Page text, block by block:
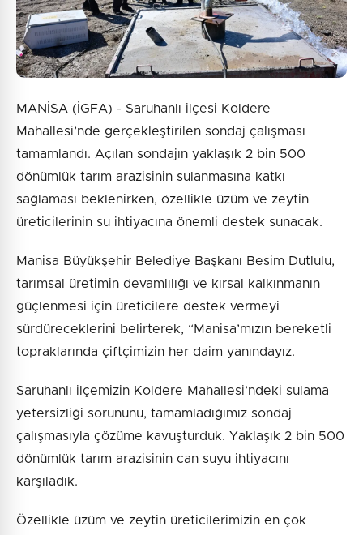
MANİSA (İGFA) - Saruhanlı ilçesi Koldere
Mahallesi’nde gerçekleştirilen sondaj çalışması
tamamlandı. Açılan sondajın yaklaşık 2 bin 500
dönümlük tarım arazisinin sulanmasına katkı
sağlaması beklenirken, özellikle üzüm ve zeytin
üreticilerinin su ihtiyacına önemli destek sunacak.
Manisa Büyükşehir Belediye Başkanı Besim Dutlulu,
tarımsal üretimin devamlılığı ve kırsal kalkınmanın
güçlenmesi için üreticilere destek vermeyi
sürdüreceklerini belirterek, “Manisa’mızın bereketli
topraklarında çiftçimizin her daim yanındayız.
Saruhanlı ilçemizin Koldere Mahallesi’ndeki sulama
yetersizliği sorununu, tamamladığımız sondaj
çalışmasıyla çözüme kavuşturduk. Yaklaşık 2 bin 500
dönümlük tarım arazisinin can suyu ihtiyacını
karşıladık.
Özellikle üzüm ve zeytin üreticilerimizin en çok